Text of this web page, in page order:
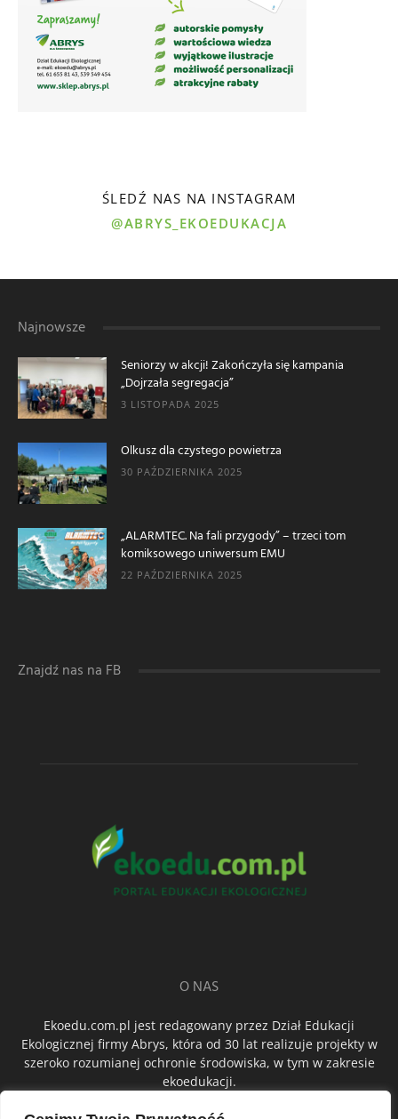
ŚLEDŹ NAS NA INSTAGRAM
@ABRYS_EKOEDUKACJA
Najnowsze
Seniorzy w akcji! Zakończyła się kampania
„Dojrzała segregacja”
3 LISTOPADA 2025
Olkusz dla czystego powietrza
30 PAŹDZIERNIKA 2025
„ALARMTEC. Na fali przygody” – trzeci tom
komiksowego uniwersum EMU
22 PAŹDZIERNIKA 2025
Znajdź nas na FB
O NAS
Ekoedu.com.pl jest redagowany przez Dział Edukacji
Ekologicznej firmy Abrys, która od 30 lat realizuje projekty w
szeroko rozumianej ochronie środowiska, w tym w zakresie
ekoedukacji.